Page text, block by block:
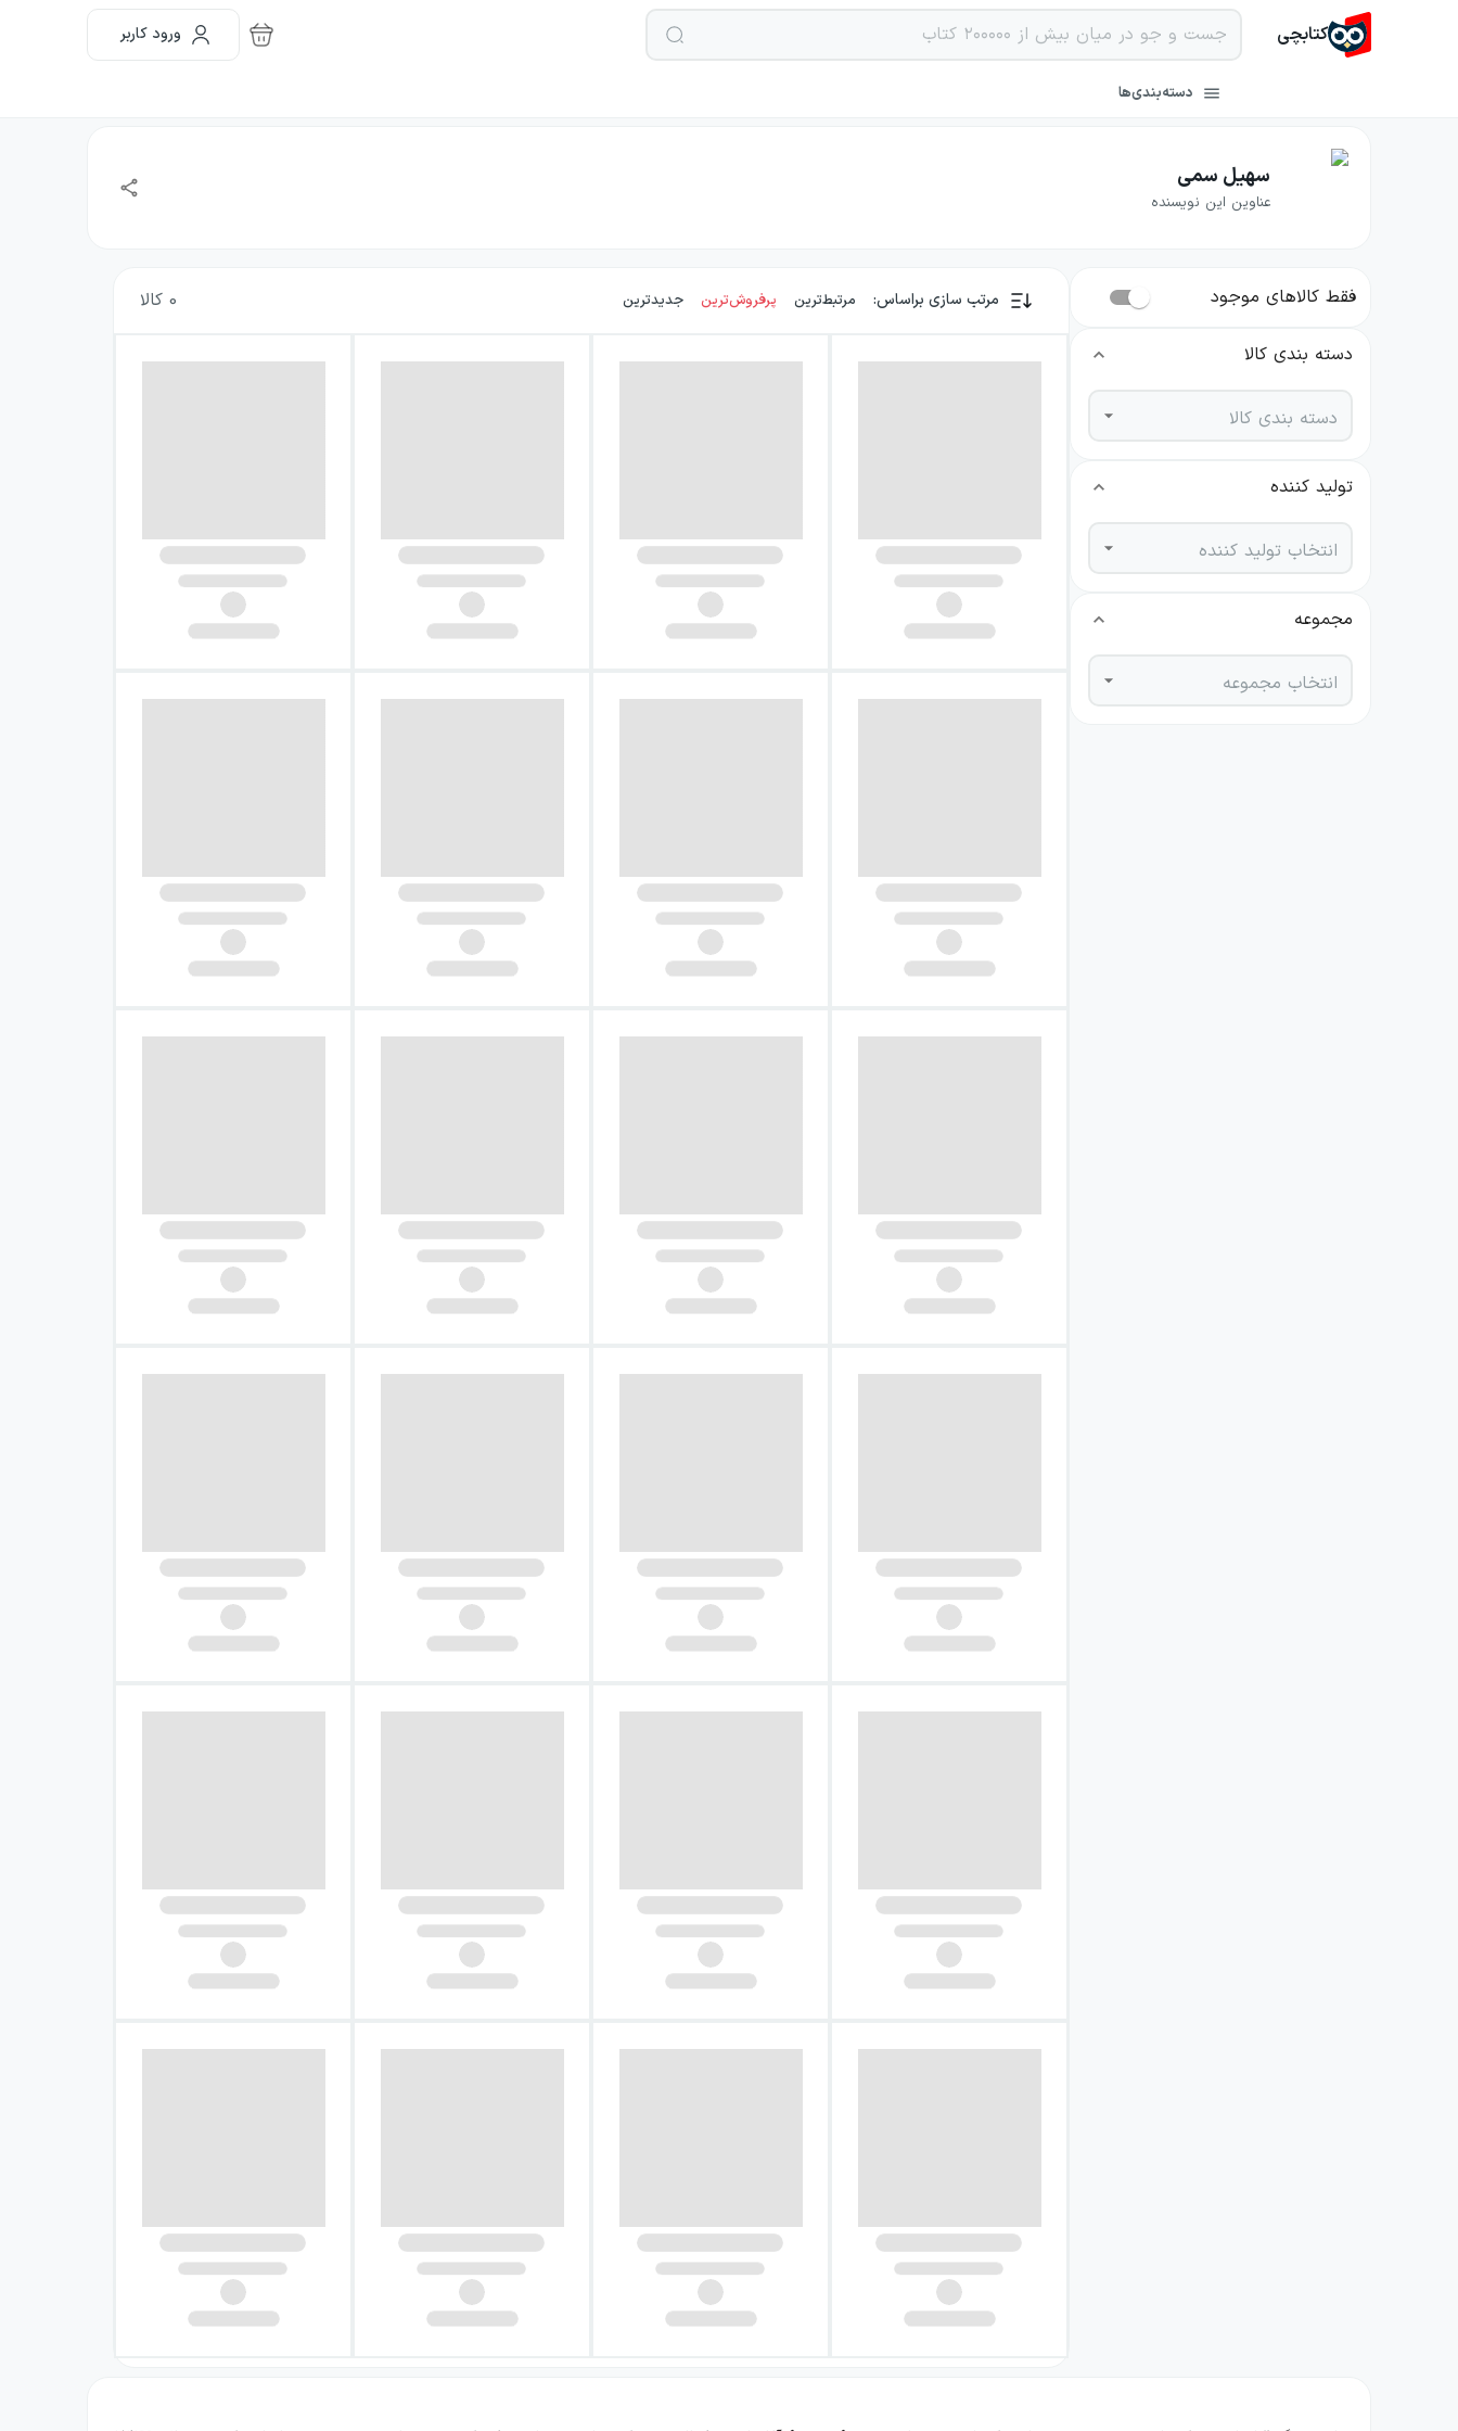
کتابچی ورود کاربر
دسته‌بندی‌ها
سهیل سمی
عناوین این نویسنده
فقط کالاهای موجود
دسته بندی کالا
دسته بندی کالا
تولید کننده
انتخاب تولید کننده
مجموعه
انتخاب مجموعه
مرتب سازی براساس: مرتبط‌ترین پرفروش‌ترین جدیدترین 0 کالا